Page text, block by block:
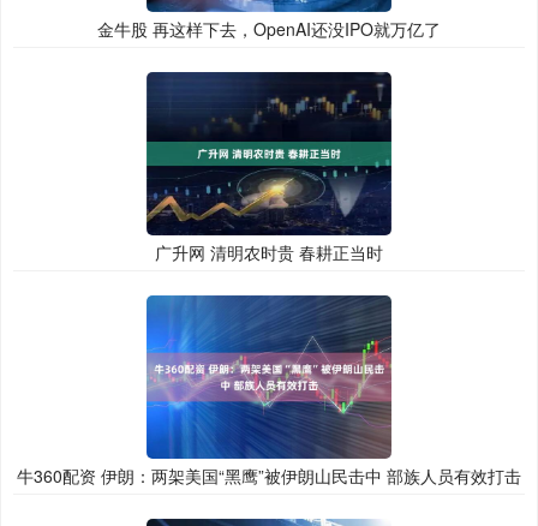
金牛股 再这样下去，OpenAI还没IPO就万亿了
广升网 清明农时贵 春耕正当时
牛360配资 伊朗：两架美国“黑鹰”被伊朗山民击中 部族人员有效打击